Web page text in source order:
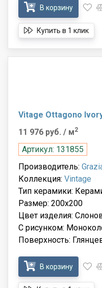
В корзину
Купить в 1 клик
Vitage Ottagono
11 976 руб. / м2
Артикул: 131855
Производитель:
Коллекция: Vintage
Тип керамики:
Размер: 200x200
Цвет изделия:
С рисунком:
Поверхность:
В корзину